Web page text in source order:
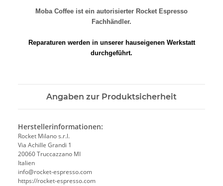
Moba Coffee ist ein autorisierter Rocket Espresso
Fachhändler.
Reparaturen werden in unserer hauseigenen Werkstatt
durchgeführt.
Angaben zur Produktsicherheit
Herstellerinformationen:
Rocket Milano s.r.l.
Via Achille Grandi 1
20060 Truccazzano MI
Italien
info@rocket-espresso.com
https://rocket-espresso.com